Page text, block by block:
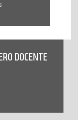
DOCENTE